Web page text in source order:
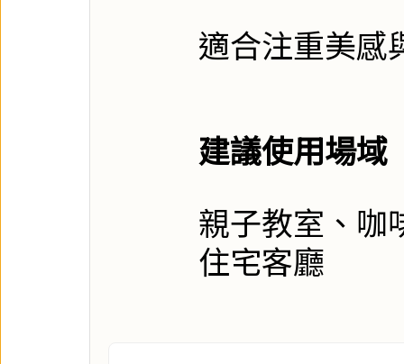
適合注重美感
建議使用場域
親子教室、咖
住宅客廳